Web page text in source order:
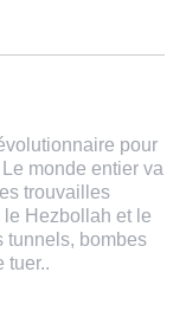
pour
monde entier va
trouvailles
Hezbollah et le
tunnels, bombes
tuer..